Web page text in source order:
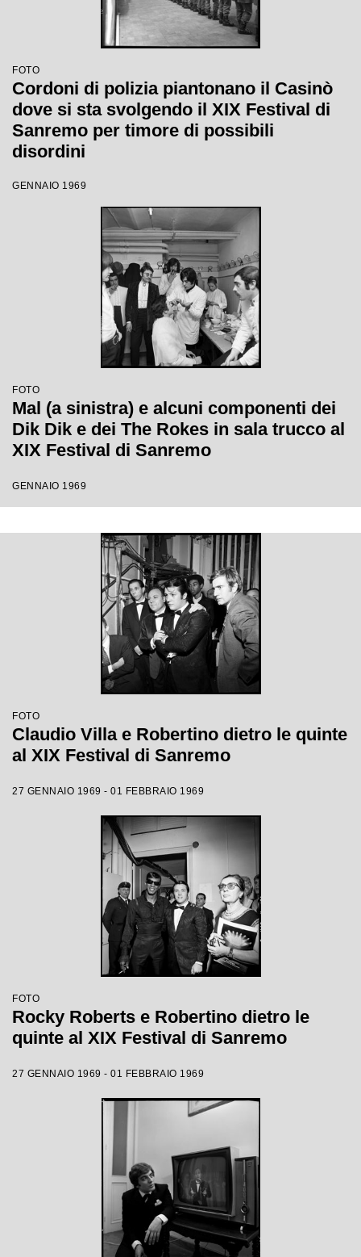
FOTO
Cordoni di polizia piantonano il Casinò
dove si sta svolgendo il XIX Festival di
Sanremo per timore di possibili
disordini
GENNAIO 1969
FOTO
Mal (a sinistra) e alcuni componenti dei
Dik Dik e dei The Rokes in sala trucco al
XIX Festival di Sanremo
GENNAIO 1969
FOTO
Claudio Villa e Robertino dietro le quinte
al XIX Festival di Sanremo
27 GENNAIO 1969 - 01 FEBBRAIO 1969
FOTO
Rocky Roberts e Robertino dietro le
quinte al XIX Festival di Sanremo
27 GENNAIO 1969 - 01 FEBBRAIO 1969